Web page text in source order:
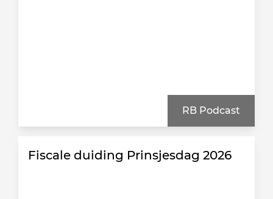
RB Podcast
Fiscale duiding Prinsjesdag 2026